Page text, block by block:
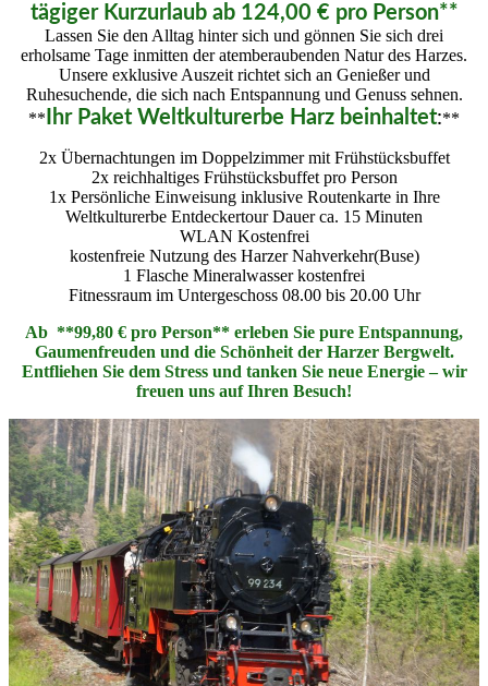
tägiger Kurzurlaub ab 124,00 € pro Person**
Lassen Sie den Alltag hinter sich und gönnen Sie sich drei
erholsame Tage inmitten der atemberaubenden Natur des Harzes.
Unsere exklusive Auszeit richtet sich an Genießer und
Ruhesuchende, die sich nach Entspannung und Genuss sehnen.
** Ihr Paket Weltkulturerbe Harz beinhaltet:**
2x Übernachtungen im Doppelzimmer mit Frühstücksbuffet
2x reichhaltiges Frühstücksbuffet pro Person
1x Persönliche Einweisung inklusive Routenkarte in Ihre
Weltkulturerbe Entdeckertour Dauer ca. 15 Minuten
WLAN Kostenfrei
kostenfreie Nutzung des Harzer Nahverkehr(Buse)
1 Flasche Mineralwasser kostenfrei
Fitnessraum im Untergeschoss 08.00 bis 20.00 Uhr
Ab **99,80 € pro Person** erleben Sie pure Entspannung,
Gaumenfreuden und die Schönheit der Harzer Bergwelt.
Entfliehen Sie dem Stress und tanken Sie neue Energie – wir
freuen uns auf Ihren Besuch!